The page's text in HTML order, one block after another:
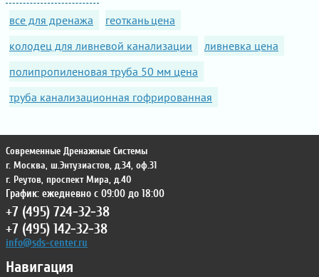
все для дренажа
геоткань цена
колодец для ливневой канализации
ливневка цена
полипропиленовая труба 50 мм цена
труба канализационная гофрированная
Навигация
Современные Дренажные Системы
г. Москва, ш.Энтузиастов, д.34, оф.31
г. Реутов, проспект Мира, д.40
График: ежедневно с 09:00 до 18:00
+7 (495) 724-32-38
+7 (495) 142-32-38
info@sds-center.ru